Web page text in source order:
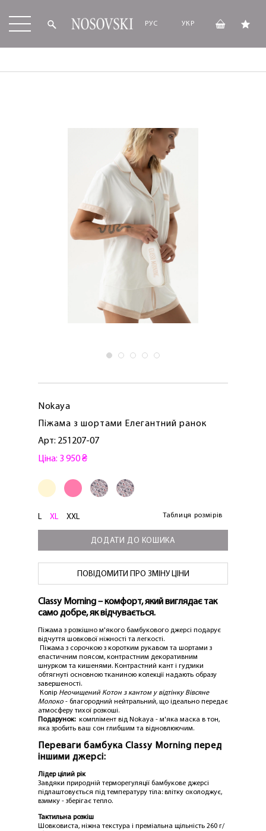
РУС УКР
Nokaya
Піжама з шортами Елегантний ранок
Арт: 251207-07
Ціна: 3 950 ₴
L XL XXL Таблиця розмірів
ДОДАТИ ДО КОШИКА
ПОВІДОМИТИ ПРО ЗМІНУ ЦІНИ
Classy Morning – комфорт, який виглядає так
само добре, як відчувається.
Піжама з розкішно м'якого бамбукового джерсі подарує
відчуття шовкової ніжності та легкості.
Піжама з сорочкою з коротким рукавом та шортами з
еластичним поясом, контрастним декоративним
шнурком та кишенями. Контрастний кант і гудзики
обтягнуті основною тканиною колекції надають образу
завершеності.
Колір Неочищений Котон з кантом у відтінку Вівсяне
Молоко - благородний нейтральний, що ідеально передає
атмосферу тихої розкоші.
Подарунок:комплімент від Nokaya - м'яка маска в тон,
яка зробить ваш сон глибшим та відновлюючим.
Переваги бамбука Classy Morning перед
іншими джерсі:
Лідер цілий рік
Завдяки природній терморегуляції бамбукове джерсі
підлаштовується під температуру тіла: влітку охолоджує,
взимку - зберігає тепло.
Тактильна розкіш
Шовковиста, ніжна текстура і преміальна щільність 260 г/